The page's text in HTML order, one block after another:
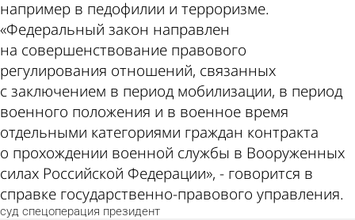
например в педофилии и терроризме.
«Федеральный закон направлен
на совершенствование правового
регулирования отношений, связанных
с заключением в период мобилизации, в период
военного положения и в военное время
отдельными категориями граждан контракта
о прохождении военной службы в Вооруженных
силах Российской Федерации», - говорится в
справке государственно-правового управления.
суд спецоперация президент